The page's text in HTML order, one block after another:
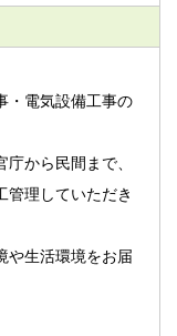
・電気設備工事の
から民間まで、
管理していただき
や生活環境をお届